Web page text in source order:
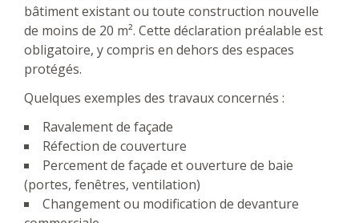
bâtiment existant ou toute construction nouvelle
de moins de 20 m². Cette déclaration préalable est
obligatoire, y compris en dehors des espaces
protégés.
Quelques exemples des travaux concernés :
Ravalement de façade
Réfection de couverture
Percement de façade et ouverture de baie
(portes, fenêtres, ventilation)
Changement ou modification de devanture